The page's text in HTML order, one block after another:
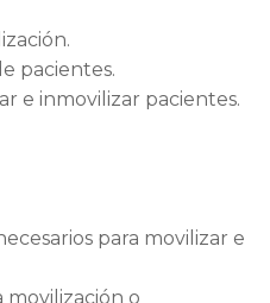
pacientes.
e inmovilizar pacientes.
para movilizar e
o